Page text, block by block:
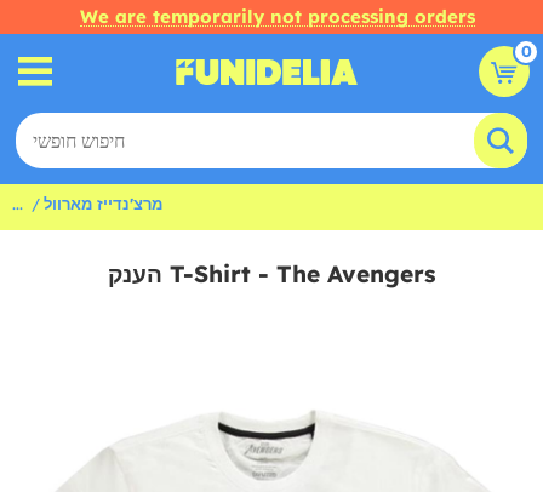
We are temporarily not processing orders
0
... מרצ'נדייז מארוול
הענק T-Shirt - The Avengers